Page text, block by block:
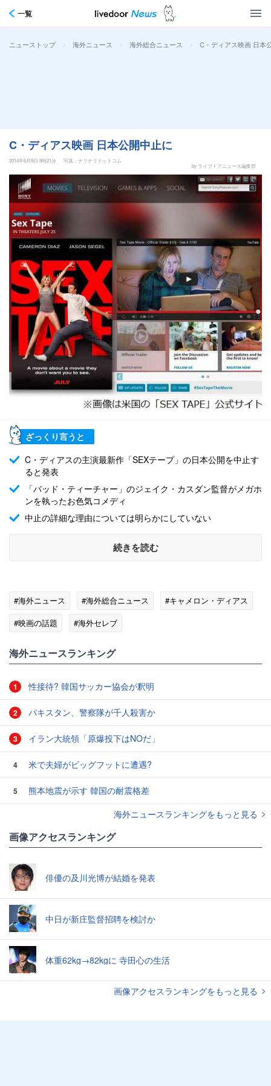
一覧
ニューストップ > 海外ニュース > 海外総合ニュース > C・ディアス映画 日本
C・ディアス映画 日本公開中止に
2014年6月8日 8時21分
写真：ナリナリドットコム
by ライブドアニュース編集部
ざっくり言うと
C・ディアスの主演最新作「SEXテープ」の日本公開を中止す
ると発表
「バッド・ティーチャー」のジェイク・カスダン監督がメガホ
ンを執ったお色気コメディ
中止の詳細な理由については明らかにしていない
続きを読む
#海外ニュース #海外総合ニュース
#キャメロン・ディアス
#映画の話題
#海外セレブ
海外ニュースランキング
1 性接待? 韓国サッカー協会が釈明
2 パキスタン、警察隊が千人殺害か
3 イラン大統領「原爆投下はNOだ」
4 米で夫婦がビッグフットに遭遇?
5
熊本地震が示す 韓国の耐震格差
海外ニュースランキングをもっと見る
画像アクセスランキング
俳優の及川光博が結婚を発表
中日が新庄監督招聘を検討か
体重62kg→82kgに 寺田心の生活
画像アクセスランキングをもっと見る